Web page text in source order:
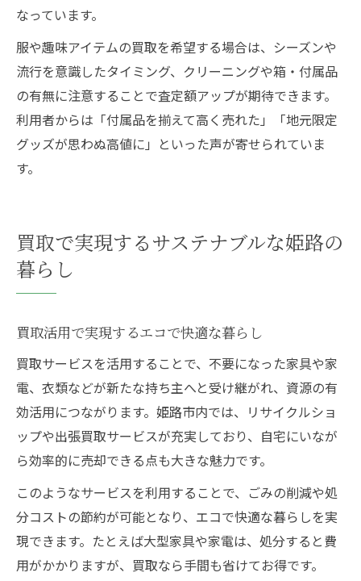
なっています。
服や趣味アイテムの買取を希望する場合は、シーズンや
流行を意識したタイミング、クリーニングや箱・付属品
の有無に注意することで査定額アップが期待できます。
利用者からは「付属品を揃えて高く売れた」「地元限定
グッズが思わぬ高値に」といった声が寄せられていま
す。
買取で実現するサステナブルな姫路の
暮らし
買取活用で実現するエコで快適な暮らし
買取サービスを活用することで、不要になった家具や家
電、衣類などが新たな持ち主へと受け継がれ、資源の有
効活用につながります。姫路市内では、リサイクルショ
ップや出張買取サービスが充実しており、自宅にいなが
ら効率的に売却できる点も大きな魅力です。
このようなサービスを利用することで、ごみの削減や処
分コストの節約が可能となり、エコで快適な暮らしを実
現できます。たとえば大型家具や家電は、処分すると費
用がかかりますが、買取なら手間も省けてお得です。